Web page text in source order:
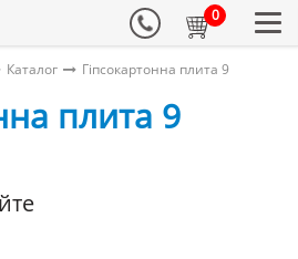
0
Каталог Гіпсокартонна плита 9
плита 9